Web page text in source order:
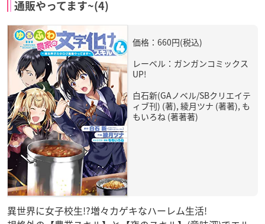
通販やってます~(4)
価格：660円(税込)
レーベル：ガンガンコミックス
UP!
白石新(GAノベル/SBクリエイテ
ィブ刊) (著), 綾月ツナ (著著), も
もいろね (著著著)
異世界に女子校生!?増々カゲキなハーレム生活!